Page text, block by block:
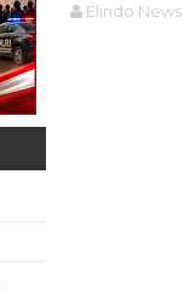
Elindo News